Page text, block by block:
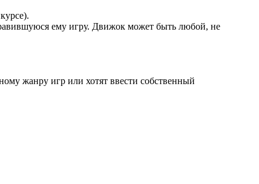
ему игру. Движок может быть любой, не
жанру игр или хотят ввести собственный